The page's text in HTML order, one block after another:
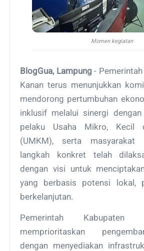
Momen kegiatan
BlogGua, Lampung -
Kanan terus menunjukkan
mendorong pertumbuhan
inklusif melalui sinergi
pelaku Usaha Mikro, Kecil
(UMKM), serta masyarakat
langkah konkret telah
dengan visi untuk
yang berbasis potensi lokal,
berkelanjutan.
Pemerintah Kabupaten
memprioritaskan
dengan menyediakan